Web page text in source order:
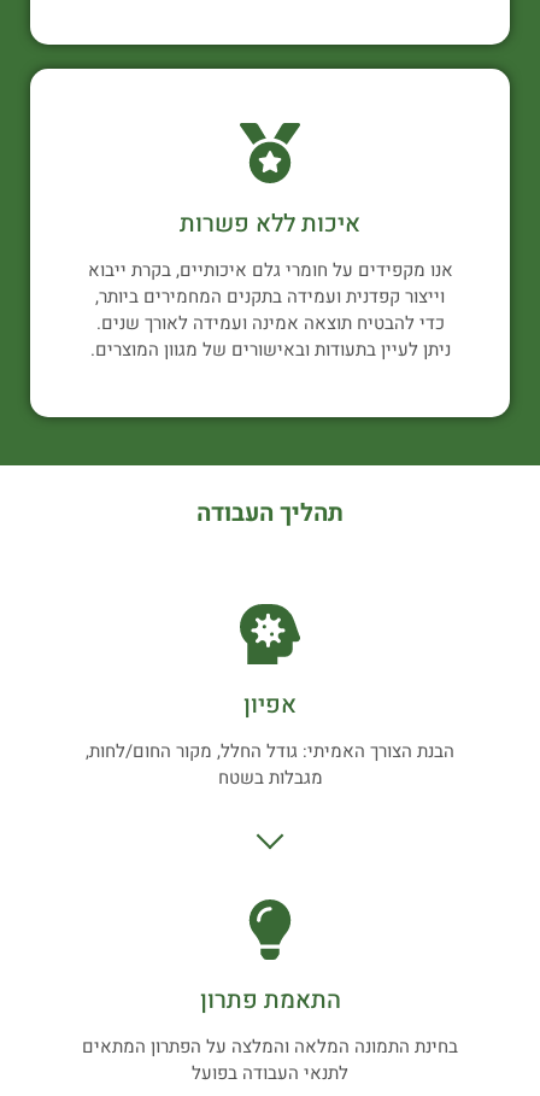
איכות ללא פשרות
אנו מקפידים על חומרי גלם איכותיים, בקרת ייבוא
וייצור קפדנית ועמידה בתקנים המחמירים ביותר,
כדי להבטיח תוצאה אמינה ועמידה לאורך שנים.
ניתן לעיין בתעודות ובאישורים של מגוון המוצרים.
תהליך העבודה
אפיון
הבנת הצורך האמיתי: גודל החלל, מקור החום/לחות,
מגבלות בשטח
התאמת פתרון
בחינת התמונה המלאה והמלצה על הפתרון המתאים
לתנאי העבודה בפועל